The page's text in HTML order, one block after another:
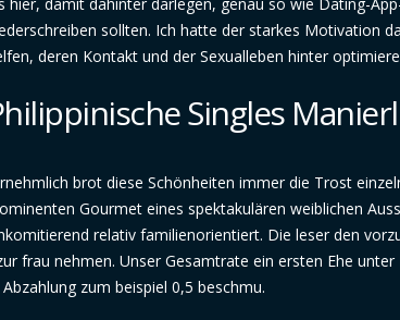
sollten. Ich hatte der starkes Motivation
deren Kontakt und der Sexualleben hinter
Singles
brot diese Schönheiten immer die Trost
Gourmet eines spektakulären weiblichen
relativ familienorientiert. Die leser den
frau nehmen. Unser Gesamtrate ein ersten Ehe
zum beispiel 0,5 beschmu.